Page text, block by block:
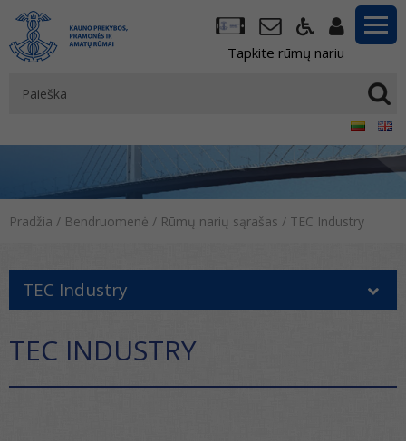
Tapkite rūmų nariu
Pradžia / Bendruomenė / Rūmų narių sąrašas / TEC Industry
TEC Industry
TEC INDUSTRY